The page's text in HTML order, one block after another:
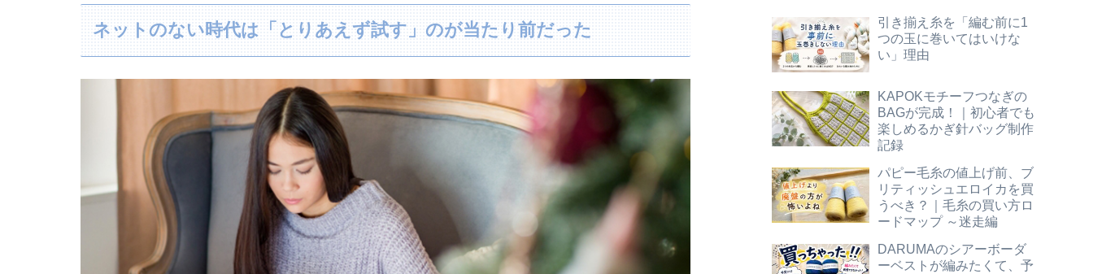
ネットのない時代は「とりあえず試す」のが当たり前だった
引き揃え糸を「編む前に1
つの玉に巻いてはいけな
い」理由
KAPOKモチーフつなぎの
BAGが完成！｜初心者でも
楽しめるかぎ針バッグ制作
記録
パピー毛糸の値上げ前、ブ
リティッシュエロイカを買
うべき？｜毛糸の買い方ロ
ードマップ ～迷走編
DARUMAのシアーボーダ
ーベストが編みたくて、予